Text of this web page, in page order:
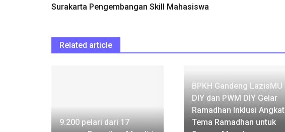
Surakarta Pengembangan Skill Mahasiswa
Related article
9.200 pelari dari 17
BPKH Gandeng LazisMU
DIY dan PWM DIY Gelar
Ramadhan Inklusi Angkat
Tema Ramadhan untuk